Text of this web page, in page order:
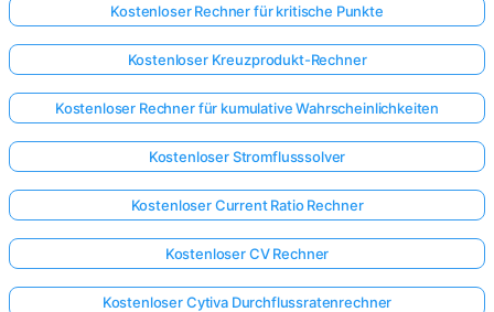
Kostenloser Rechner für kritische Punkte
Kostenloser Kreuzprodukt-Rechner
Kostenloser Rechner für kumulative Wahrscheinlichkeiten
Kostenloser Stromflusssolver
Kostenloser Current Ratio Rechner
Kostenloser CV Rechner
Kostenloser Cytiva Durchflussratenrechner